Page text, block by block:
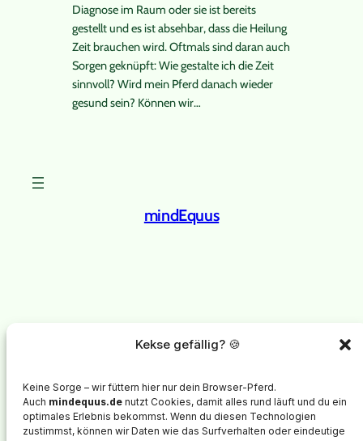
Kekse gefällig? 🍪
Keine Sorge – wir füttern hier nur dein Browser-Pferd.
Auch mindequus.de nutzt Cookies, damit alles rund läuft und du ein
optimales Erlebnis bekommst. Wenn du diesen Technologien
zustimmst, können wir Daten wie das Surfverhalten oder eindeutige
Diagnose im Raum oder sie ist bereits
gestellt und es ist absehbar, dass die Heilung
Zeit brauchen wird. Oftmals sind daran auch
Sorgen geknüpft: Wie gestalte ich die Zeit
sinnvoll? Wird mein Pferd danach wieder
gesund sein? Können wir…
mindEquus
steht für psychologische Begleitung von
die innere Stabilität, Selbstregulation und emotionale Entlastung
der Besitzer*innen.